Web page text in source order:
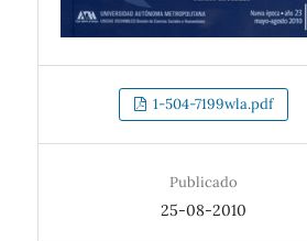
1-504-7199wla.pdf
Publicado
25-08-2010